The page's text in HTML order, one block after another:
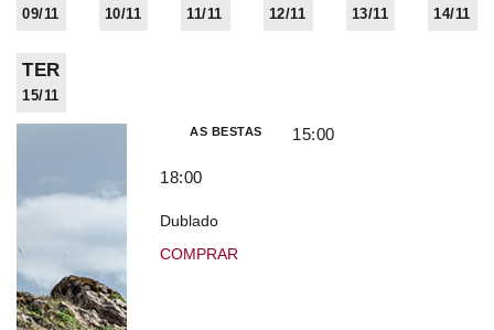
09/11 10/11 11/11 12/11 13/11 14/11
TER
15/11
AS BESTAS 15:00
18:00
Dublado
COMPRAR